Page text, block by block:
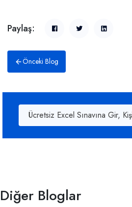
Paylaş:
Önceki Blog
Ücretsiz Excel Sınavına Gir,
Diğer Bloglar